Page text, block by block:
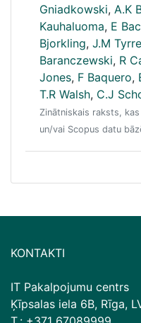
Gniadkowski, A.K
Kauhaluoma, E
Bjorkling, J.M
Baranczewski, R
Jones, F Baquero,
T.R Walsh, C.J
Zinātniskais raksts,
un/vai Scopus datu
KONTAKTI
IT Pakalpojumu centrs
Ķīpsalas iela 6B, Rīga,